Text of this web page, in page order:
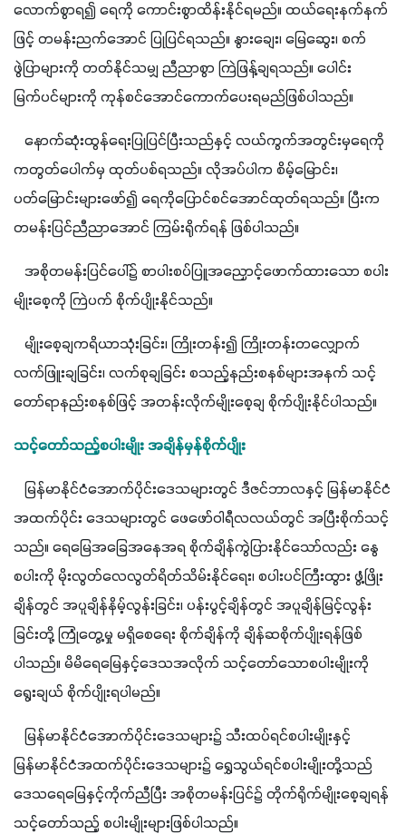
လောက်စွာရ၍ ရေကို ကောင်းစွာထိန်းနိုင်ရမည်။ ထယ်ရေးနက်နက်
ဖြင့် တမန်းညက်အောင် ပြုပြင်ရသည်။ နွားချေး၊ ‌မြေဆွေး၊ စက်
ဖွဲပြာများကို တတ်နိုင်သမျှ ညီညာစွာ ကြဲဖြန့်ချရသည်။ ပေါင်း
မြက်ပင်များကို ကုန်စင်အောင်ကောက်ပေးရမည်ဖြစ်ပါသည်။
နောက်ဆုံးထွန်ရေးပြုပြင်ပြီးသည်နှင့် လယ်ကွက်အတွင်းမှရေကို
ကတွတ်ပေါက်မှ ထုတ်ပစ်ရသည်။ လိုအပ်ပါက စိမ့်‌မြောင်း၊
ပတ်‌မြောင်းများဖော်၍ ရေကိုပြောင်စင်အောင်ထုတ်ရသည်။ ပြီးက
တမန်းပြင်ညီညာအောင် ကြမ်းရိုက်ရန် ဖြစ်ပါသည်။
အစိုတမန်းပြင်ပေါ်၌ စာပါးစပ်ပြူအညှောင့်ဖောက်ထားသော စပါး
မျိုးစေ့ကို ကြဲပက် စိုက်ပျိုးနိုင်သည်။
မျိုးစေ့ချကရိယာသုံးခြင်း၊ ကြိုးတန်း၍ ကြိုးတန်းတလျှောက်
လက်ဖြူးချခြင်း၊ လက်စုချခြင်း စသည့်နည်းစနစ်များအနက် သင့်
တော်ရာနည်းစနစ်ဖြင့် အတန်းလိုက်မျိုးစေ့ချ စိုက်ပျိုးနိုင်ပါသည်။
သင့်တော်သည့်စပါးမျိုး အချိန်မှန်စိုက်ပျိုး
မြန်မာနိုင်ငံအောက်ပိုင်းဒေသများတွင် ဒီဇင်ဘာလနှင့် မြန်မာနိုင်ငံ
အထက်ပိုင်း ဒေသများတွင် ဖေဖော်ဝါရီလလယ်တွင် အပြီးစိုက်သင့်
သည်။ ရေ‌မြေအခြေအနေအရ စိုက်ချိန်ကွဲပြားနိုင်သော်လည်း နွေ
စပါးကို မိုးလွတ်လေလွတ်ရိတ်သိမ်းနိုင်ရေး၊ စပါးပင်ကြီးထွား ဖွံ့ဖြိုး
ချိန်တွင် အပူချိန်နိမ့်လွန်းခြင်း၊ ပန်းပွင့်ချိန်တွင် အပူချိန်မြင့်လွန်း
ခြင်းတို့ ကြုံတွေ့မှု မရှိစေရေး စိုက်ချိန်ကို ချိန်ဆစိုက်ပျိုးရန်ဖြစ်
ပါသည်။ မိမိရေမြေနှင့်ဒေသအလိုက် သင့်တော်သောစပါးမျိုးကို
ရွေးချယ် စိုက်ပျိုးရပါမည်။
မြန်မာနိုင်ငံအောက်ပိုင်းဒေသများ၌ သီးထပ်ရင်စပါးမျိုးနှင့်
မြန်မာနိုင်ငံအထက်ပိုင်းဒေသများ၌ ရွှေသွယ်ရင်စပါးမျိုးတို့သည်
ဒေသရေ‌မြေနှင့်ကိုက်ညီပြီး အစိုတမန်းပြင်၌ တိုက်ရိုက်မျိုးစေ့ချရန်
သင့်တော်သည့် စပါးမျိုးများဖြစ်ပါသည်။